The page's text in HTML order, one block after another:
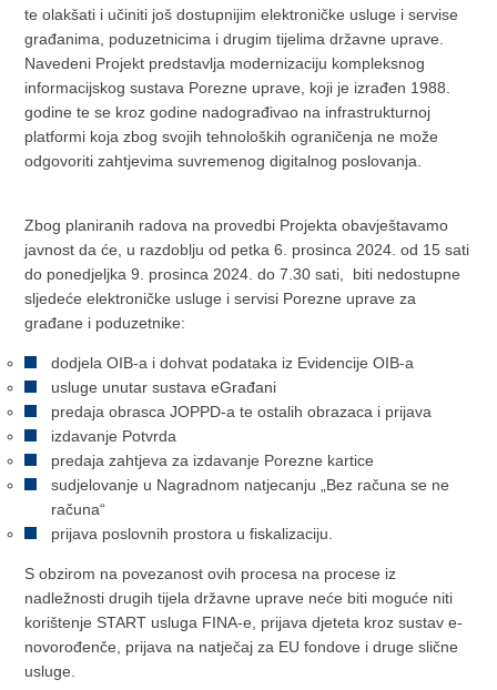
te olakšati i učiniti još dostupnijim elektroničke usluge i servise
građanima, poduzetnicima i drugim tijelima državne uprave.
Navedeni Projekt predstavlja modernizaciju kompleksnog
informacijskog sustava Porezne uprave, koji je izrađen 1988.
godine te se kroz godine nadograđivao na infrastrukturnoj
platformi koja zbog svojih tehnoloških ograničenja ne može
odgovoriti zahtjevima suvremenog digitalnog poslovanja.
Zbog planiranih radova na provedbi Projekta obavještavamo
javnost da će, u razdoblju od petka 6. prosinca 2024. od 15 sati
do ponedjeljka 9. prosinca 2024. do 7.30 sati, biti nedostupne
sljedeće elektroničke usluge i servisi Porezne uprave za
građane i poduzetnike:
dodjela OIB-a i dohvat podataka iz Evidencije OIB-a
usluge unutar sustava eGrađani
predaja obrasca JOPPD-a te ostalih obrazaca i prijava
izdavanje Potvrda
predaja zahtjeva za izdavanje Porezne kartice
sudjelovanje u Nagradnom natjecanju „Bez računa se ne
računa“
prijava poslovnih prostora u fiskalizaciju.
S obzirom na povezanost ovih procesa na procese iz
nadležnosti drugih tijela državne uprave neće biti moguće niti
korištenje START usluga FINA-e, prijava djeteta kroz sustav e-
novorođenče, prijava na natječaj za EU fondove i druge slične
usluge.